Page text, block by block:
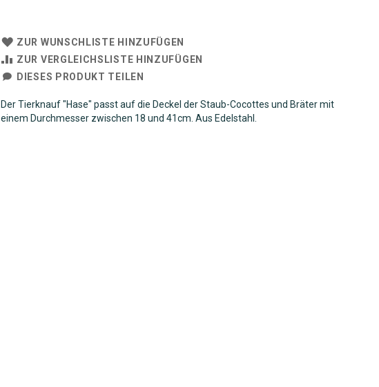
ZUR WUNSCHLISTE HINZUFÜGEN
ZUR VERGLEICHSLISTE HINZUFÜGEN
DIESES PRODUKT TEILEN
Der Tierknauf "Hase" passt auf die Deckel der Staub-Cocottes und Bräter mit
einem Durchmesser zwischen 18 und 41cm. Aus Edelstahl.